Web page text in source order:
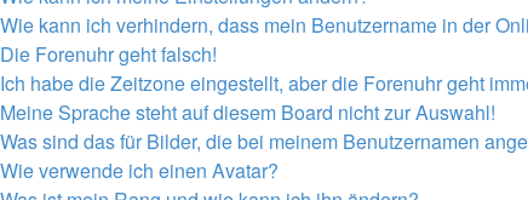
Wie kann ich verhindern, dass mein Benutzername in der
Die Forenuhr geht falsch!
Ich habe die Zeitzone eingestellt, aber die Forenuhr geht
Meine Sprache steht auf diesem Board nicht zur Auswahl!
Was sind das für Bilder, die bei meinem Benutzernamen
Wie verwende ich einen Avatar?